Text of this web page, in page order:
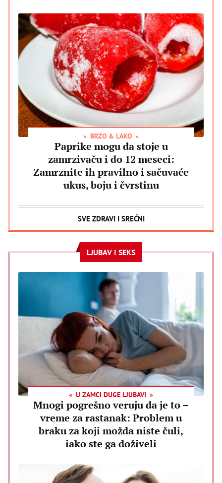
BRZO & LAKO
Paprike mogu da stoje u
zamrzivaču i do 12 meseci:
Zamrznite ih pravilno i sačuvaće
ukus, boju i čvrstinu
SVE ZDRAVI I SREĆNI
LJUBAV I SEKS
U ZAMCI DUGE LJUBAVI
Mnogi pogrešno veruju da je to –
vreme za rastanak: Problem u
braku za koji možda niste čuli,
iako ste ga doživeli